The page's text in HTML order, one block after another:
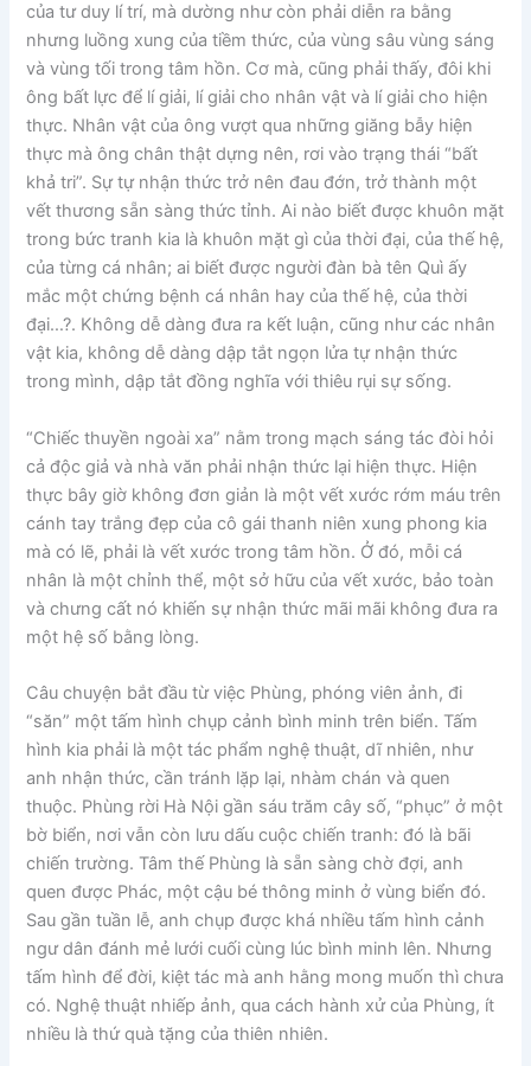
của tư duy lí trí, mà dường như còn phải diễn ra bằng
nhưng luồng xung của tiềm thức, của vùng sâu vùng sáng
và vùng tối trong tâm hồn. Cơ mà, cũng phải thấy, đôi khi
ông bất lực để lí giải, lí giải cho nhân vật và lí giải cho hiện
thực. Nhân vật của ông vượt qua những giăng bẫy hiện
thực mà ông chân thật dựng nên, rơi vào trạng thái “bất
khả tri”. Sự tự nhận thức trở nên đau đớn, trở thành một
vết thương sẵn sàng thức tỉnh. Ai nào biết được khuôn mặt
trong bức tranh kia là khuôn mặt gì của thời đại, của thế hệ,
của từng cá nhân; ai biết được người đàn bà tên Quì ấy
mắc một chứng bệnh cá nhân hay của thế hệ, của thời
đại…?. Không dễ dàng đưa ra kết luận, cũng như các nhân
vật kia, không dễ dàng dập tắt ngọn lửa tự nhận thức
trong mình, dập tắt đồng nghĩa với thiêu rụi sự sống.
“Chiếc thuyền ngoài xa” nằm trong mạch sáng tác đòi hỏi
cả độc giả và nhà văn phải nhận thức lại hiện thực. Hiện
thực bây giờ không đơn giản là một vết xước rớm máu trên
cánh tay trắng đẹp của cô gái thanh niên xung phong kia
mà có lẽ, phải là vết xước trong tâm hồn. Ở đó, mỗi cá
nhân là một chỉnh thể, một sở hữu của vết xước, bảo toàn
và chưng cất nó khiến sự nhận thức mãi mãi không đưa ra
một hệ số bằng lòng.
Câu chuyện bắt đầu từ việc Phùng, phóng viên ảnh, đi
“săn” một tấm hình chụp cảnh bình minh trên biển. Tấm
hình kia phải là một tác phẩm nghệ thuật, dĩ nhiên, như
anh nhận thức, cần tránh lặp lại, nhàm chán và quen
thuộc. Phùng rời Hà Nội gần sáu trăm cây số, “phục” ở một
bờ biển, nơi vẫn còn lưu dấu cuộc chiến tranh: đó là bãi
chiến trường. Tâm thế Phùng là sẵn sàng chờ đợi, anh
quen được Phác, một cậu bé thông minh ở vùng biển đó.
Sau gần tuần lễ, anh chụp được khá nhiều tấm hình cảnh
ngư dân đánh mẻ lưới cuối cùng lúc bình minh lên. Nhưng
tấm hình để đời, kiệt tác mà anh hằng mong muốn thì chưa
có. Nghệ thuật nhiếp ảnh, qua cách hành xử của Phùng, ít
nhiều là thứ quà tặng của thiên nhiên.